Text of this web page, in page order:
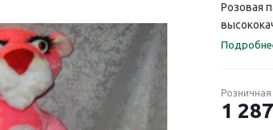
Розовая
Розничная
1 287